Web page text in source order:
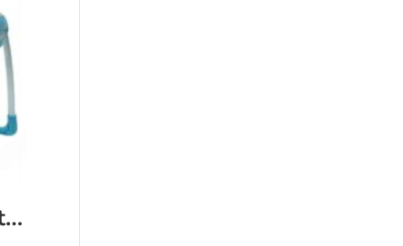
Hamaquita Eléctrica Premium Baby Portable Swing